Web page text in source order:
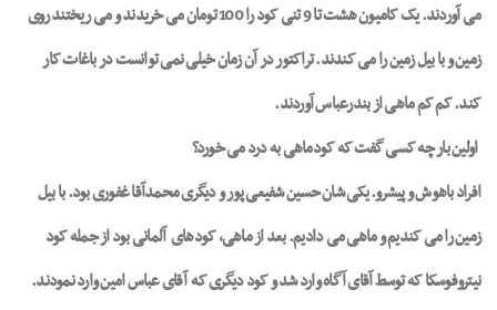
می آوردند. یک کامیون هشت تا 9 تنی کود را 100 تومان می خریدند و می ریختند روی
زمین و با بیل زمین را می کندند. تراکتور در آن زمان خیلی نمی توانست در باغات کار
کند. کم کم ماهی از بندرعباس آوردند.
اولین بار چه کسی گفت که کودماهی به درد می خورد؟
افراد باهوش و پیشرو. یکی شان حسین شفیعی پور و دیگری محمدآقا غفوری بود. با بیل
زمین را می کندیم و ماهی می دادیم. بعد از ماهی، کودهایآلمانی بود از جمله کود
نیتروفوسکا که توسط آقای آگاه وارد شد و کود دیگری کهآقای عباس امین وارد نمودند.